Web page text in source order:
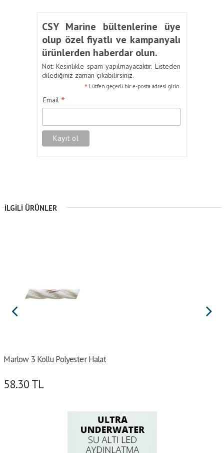
CSY Marine bültenlerine üye
olup özel fiyatlı ve kampanyalı
ürünlerden haberdar olun.
Not: Kesinlikle spam yapılmayacaktır. Listeden
dilediğiniz zaman çıkabilirsiniz.
* Lütfen geçerli bir e-posta adresi girin.
Email *
İLGILI ÜRÜNLER
Marlow 3 Kollu Polyester Halat
58.30 TL